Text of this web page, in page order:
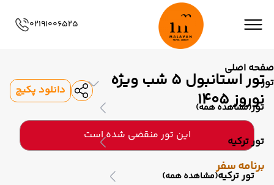
صفحه اصلی
تور
تور(مشاهده همه)
تور ترکیه
تور ترکیه(مشاهده همه)
02191006525
تور استانبول 5 شب ویژه
نوروز 1405
دانلود پکیج
این تور منقضی شده است
برنامه سفر